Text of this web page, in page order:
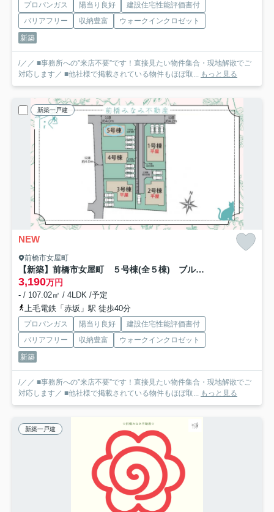
プロパンガス 陽当り良好
建設住宅性能評価書付
バリアフリー
収納豊富
ウォークインクロゼット
新築
/／／ ■事務所への”来店不要”です！直接見たい物件集合・現地解散でご
対応します／ ■他社様で掲載されている物件もほぼ取... もっと見る
新築一戸建
NEW
前橋市女屋町
【新築】前橋市女屋町 ５号棟(全５棟) ブルーミングガーデン 新築建売分譲
3,190万円
- / 107.02㎡ / 4LDK /予定
上毛電鉄「赤坂」駅 徒歩40分
プロパンガス 陽当り良好
建設住宅性能評価書付
バリアフリー
収納豊富
ウォークインクロゼット
新築
/／／ ■事務所への”来店不要”です！直接見たい物件集合・現地解散でご
対応します／ ■他社様で掲載されている物件もほぼ取... もっと見る
新築一戸建